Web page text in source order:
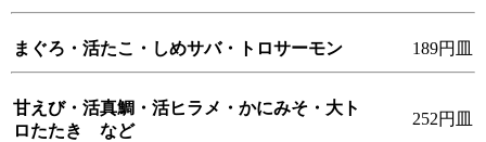
まぐろ・活たこ・しめサバ・トロサーモン 189円皿
甘えび・活真鯛・活ヒラメ・かにみそ・大ト
ロたたき など
252円皿